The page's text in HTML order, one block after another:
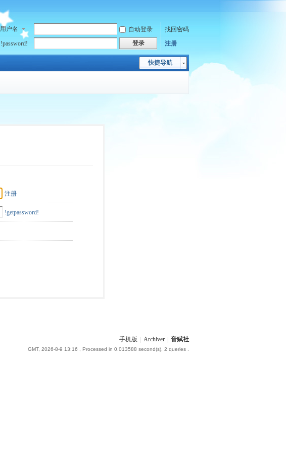
用户名 自动登录
找回密码
!password!
登录 注册
快捷导航
注册
!getpassword!
手机版 Archiver 音赋社
GMT, 2026-8-9 13:16 , Processed in 0.013588 second(s), 2 queries .